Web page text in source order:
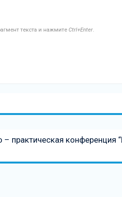
текста и нажмите Ctrl+Enter.
– практическая